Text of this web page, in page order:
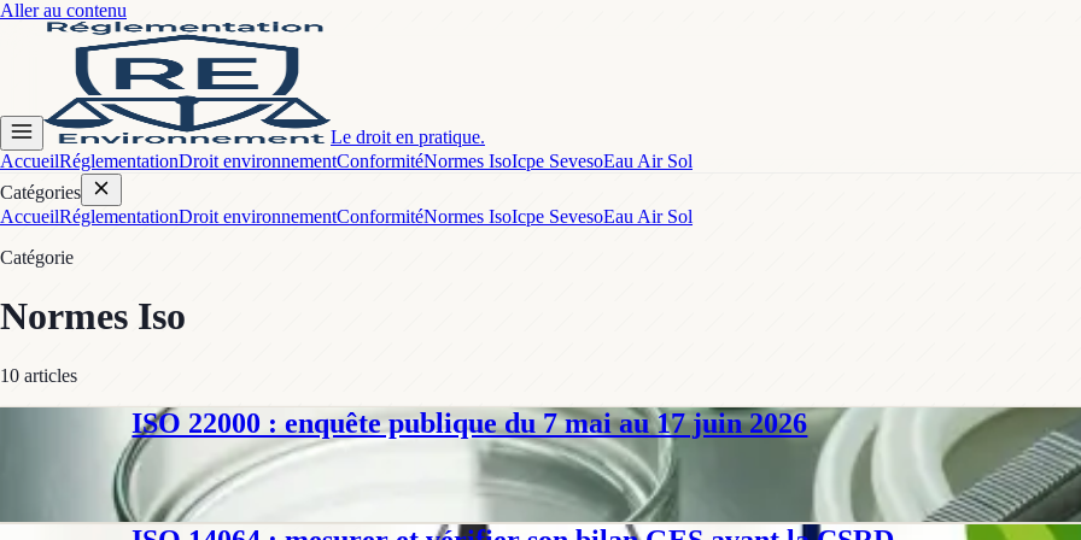
Aller au contenu
Le droit en pratique.
AccueilRéglementationDroit environnementConformitéNormes IsoIcpe SevesoEau Air Sol
Catégories
AccueilRéglementationDroit environnementConformitéNormes IsoIcpe SevesoEau Air Sol
Catégorie
Normes Iso
10 articles
ISO 22000 : enquête publique du 7 mai au 17 juin 2026
Enquête publique ISO 22000 du 7 mai au 17 juin 2026 sur Norminfo AFNOR. Trois nouveaux chapitres et refonte des définitions CCP-
9 juin 2026·8 min